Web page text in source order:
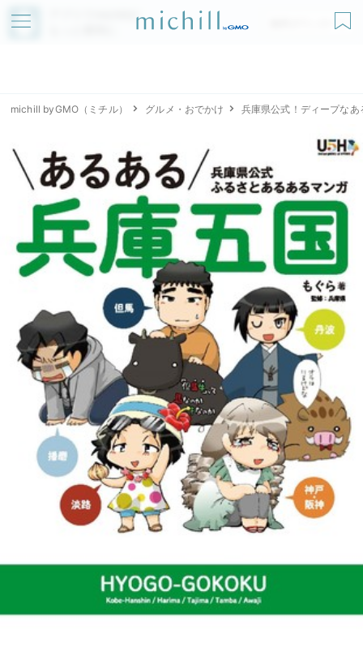
アプリでmichillが
無料ダウンロード
michill byGMO（ミチル） グルメ・おでかけ 兵庫県公式！ディープな